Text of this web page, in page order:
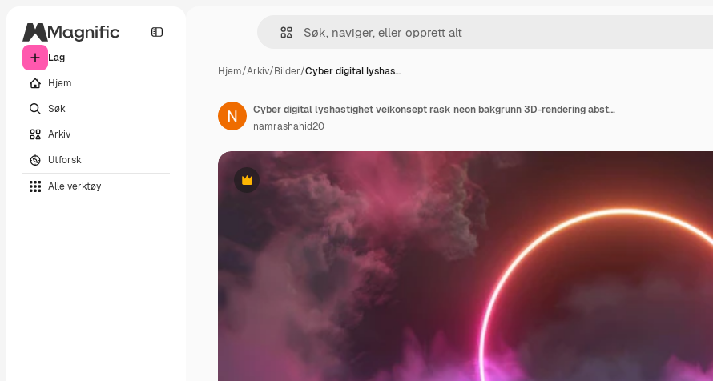
Lag
Hjem
Søk
Arkiv
Utforsk
Alle verktøy
Hjem/Arkiv/Bilder/Cyber digital lyshas…
Premium
Cyber digital lyshastighet veikonsept rask neon bakgrunn 3D-rendering abstrakt geometrisk fargerikt lys glødende sirkel urban glød
namrashahid20